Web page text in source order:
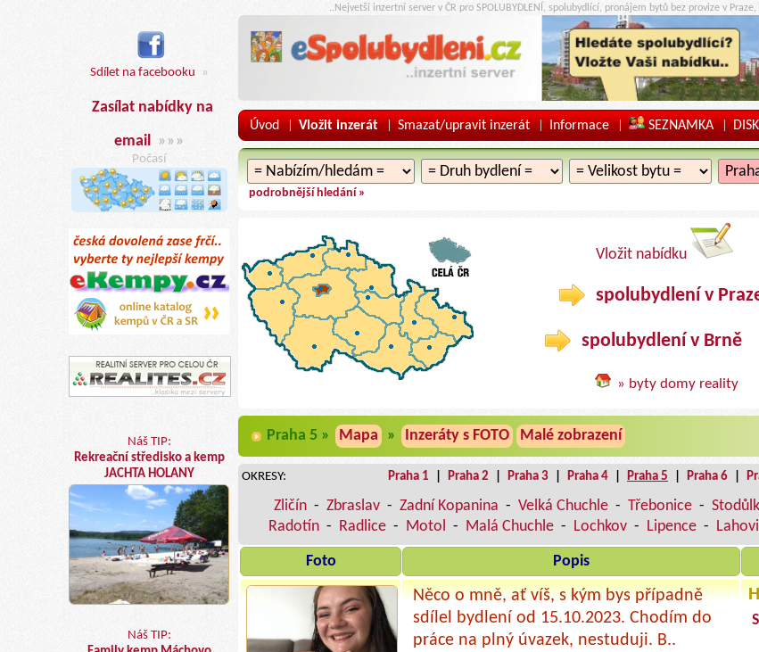
Sdílet na facebooku »
Zasílat nabídky na
email »»»
Počasí
Náš TIP:
Rekreační středisko a kemp
JACHTA HOLANY
Náš TIP:
..Nejvetší inzertní server v ČR pro SPOLUBYDLENÍ, spolubydlící, pronájem bytů bez provize v
Úvod | Vložit inzerát | Smazat/upravit inzerát | Informace | SEZNAMKA |
podrobnější hledání »
Vložit nabídku
spolubydlení v
spolubydlení v Brně
» byty domy reality
Praha 5 » Mapa » Inzeráty s FOTO Malé zobrazení
OKRESY: Praha 1 Praha 2 Praha 3 Praha 4 Praha 5 Praha 6
Zličín - Zbraslav - Zadní Kopanina - Velká Chuchle - Třebonice -
Radotín - Radlice - Motol - Malá Chuchle - Lochkov - Lipence -
Foto Popis
Něco o mně, ať víš, s kým bys případně
sdílel bydlení od 15.10.2023. Chodím do
práce na plný úvazek, nestuduji. B..